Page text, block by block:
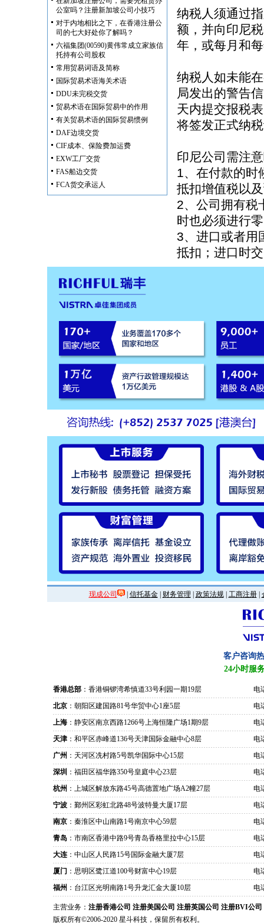
公室吗？注册新加坡公司小技巧
对于内地相比之下，在香港注册公
司的七大好处你了解吗？
六福集团(00590)黄伟常成立家族信
托持有公司股权
常用贸易词语及简称
国际贸易术语海关术语
DDU未完税交货
贸易术语在国际贸易中的作用
有关贸易术语的国际贸易惯例
DAF边境交货
CIF成本、保险费加运费
EXW工厂交货
FAS船边交货
FCA货交承运人
纳税人须通过
额，并向印尼
年，或每月和
纳税人如未能
局发出的警告
天内提交报税
将签发正式纳
印尼公司需注
1、在付款的时
抵扣增值税以
2、公司拥有税
时也必须进行
3、进口或者用
抵扣；进口时
现成公司 | 信托基金| 财务管理 政策法规| 工商注册|
客户咨询
24小时服
香港总部 ：香港铜锣湾希慎道33号利园一期19层
电
北京 ：朝阳区建国路81号华贸中心1座5层
电
上海 ：静安区南京西路1266号上海恒隆广场1期9层
电
天津 ：和平区赤峰道136号天津国际金融中心8层
电
广州 ：天河区冼村路5号凯华国际中心15层
电
深圳 ：福田区福华路350号皇庭中心23层
电
杭州 ：上城区解放东路45号高德置地广场A2幢27层
电
宁波 ：鄞州区彩虹北路48号波特曼大厦17层
电
南京 ：秦淮区中山南路1号南京中心59层
电
青岛 ：市南区香港中路9号青岛香格里拉中心15层
电
大连 ：中山区人民路15号国际金融大厦7层
电
厦门 ：思明区鹭江道100号财富中心19层
电
福州 ：台江区光明南路1号升龙汇金大厦10层 电
主营业务： 注册香港公司 注册美国公司 注册英国公司 注册BVI公司
版权所有©2006-2020 星斗科技，保留所有权利。